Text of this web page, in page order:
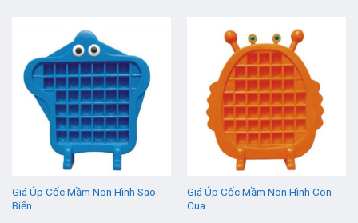
Giá Úp Cốc Mầm Non Hình Sao
Biển
Giá Úp Cốc Mầm Non Hình Con
Cua